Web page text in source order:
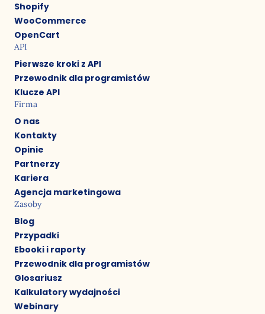
Shopify
WooCommerce
OpenCart
API
Pierwsze kroki z API
Przewodnik dla programistów
Klucze API
Firma
O nas
Kontakty
Opinie
Partnerzy
Kariera
Agencja marketingowa
Zasoby
Blog
Przypadki
Ebooki i raporty
Przewodnik dla programistów
Glosariusz
Kalkulatory wydajności
Webinary